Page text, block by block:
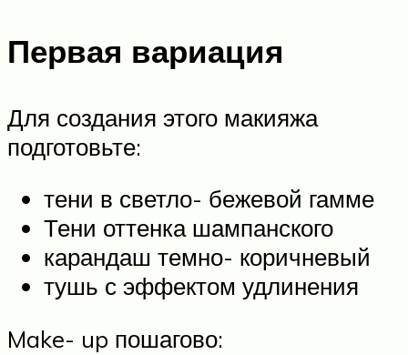
Первая вариация
Для создания этого макияжа
подготовьте:
тени в светло- бежевой гамме
Тени оттенка шампанского
карандаш темно- коричневый
тушь с эффектом удлинения
Make- up пошагово: